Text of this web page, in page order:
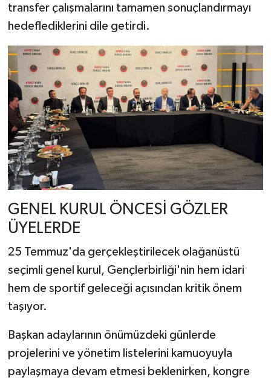
transfer çalışmalarını tamamen sonuçlandırmayı
hedeflediklerini dile getirdi.
GENEL KURUL ÖNCESİ GÖZLER
ÜYELERDE
25 Temmuz'da gerçekleştirilecek olağanüstü
seçimli genel kurul, Gençlerbirliği'nin hem idari
hem de sportif geleceği açısından kritik önem
taşıyor.
Başkan adaylarının önümüzdeki günlerde
projelerini ve yönetim listelerini kamuoyuyla
paylaşmaya devam etmesi beklenirken, kongre